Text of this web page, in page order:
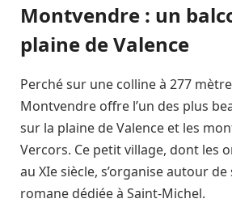
Montvendre : un
plaine de Valence
Perché sur une colline à 277
Montvendre offre l’un des plus
sur la plaine de Valence et les
Vercors. Ce petit village, dont les
au XIe siècle, s’organise autour
romane dédiée à Saint-Michel.